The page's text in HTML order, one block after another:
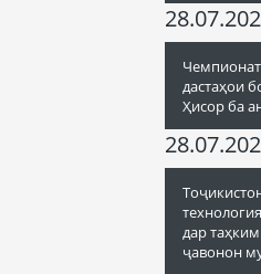
дастаҳои
Ҳисор ба
дар
ҷавонон